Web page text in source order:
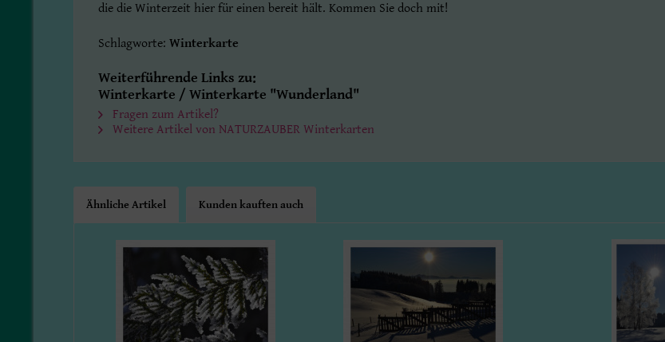
die die Winterzeit hier für einen bereit hält. Kommen Sie doch mit!
Schlagworte: Winterkarte
Weiterführende Links zu:
Winterkarte / Winterkarte "Wunderland"
Fragen zum Artikel?
Weitere Artikel von NATURZAUBER Winterkarten
Ähnliche Artikel Kunden kauften auch